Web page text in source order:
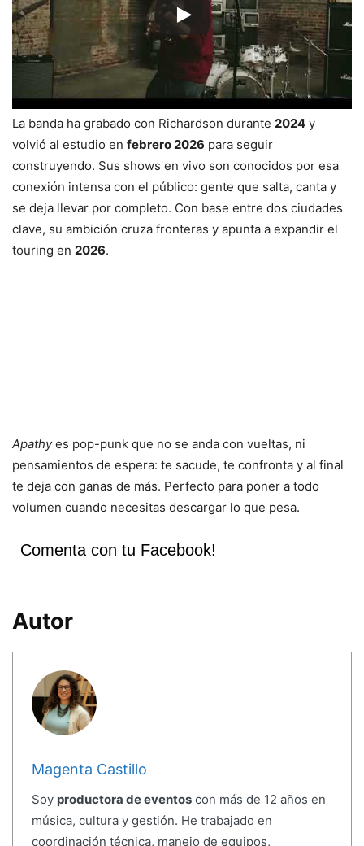
La banda ha grabado con Richardson durante 2024 y
volvió al estudio en febrero 2026 para seguir
construyendo. Sus shows en vivo son conocidos por esa
conexión intensa con el público: gente que salta, canta y
se deja llevar por completo. Con base entre dos ciudades
clave, su ambición cruza fronteras y apunta a expandir el
touring en 2026.
Apathyes pop-punk que no se anda con vueltas, ni
pensamientos de espera: te sacude, te confronta y al final
te deja con ganas de más. Perfecto para poner a todo
volumen cuando necesitas descargar lo que pesa.
Comenta con tu Facebook!
Autor
Magenta Castillo
Soy productora de eventoscon más de 12 años en
música, cultura y gestión. He trabajado en
coordinación técnica, manejo de equipos,